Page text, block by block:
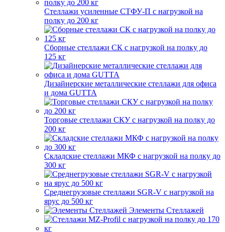
Стеллажи усиленные СТФУ-П с нагрузкой на
полку до 200 кг
Сборные стеллажи СК с нагрузкой на полку до
125 кг
Дизайнерские металлические стеллажи для офиса
и дома GUTTA
Торговые стеллажи СКУ с нагрузкой на полку до
200 кг
Складские стеллажи МКФ с нагрузкой на полку до
300 кг
Среднегрузовые стеллажи SGR-V с нагрузкой на
ярус до 500 кг
Элементы Стеллажей